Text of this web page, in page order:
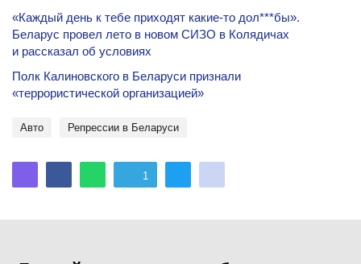
«Каждый день к тебе приходят какие-то дол***бы».
Беларус провел лето в новом СИЗО в Колядичах
и рассказал об условиях
Полк Калиновского в Беларуси признали
«террористической организацией»
Авто репрессии в Беларуси
1